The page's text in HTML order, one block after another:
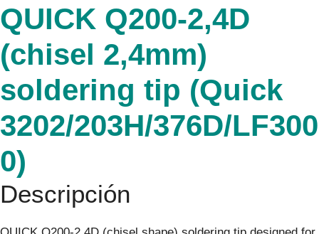
QUICK Q200-2,4D
(chisel 2,4mm)
soldering tip (Quick
3202/203H/376D/LF300
0)
Descripción